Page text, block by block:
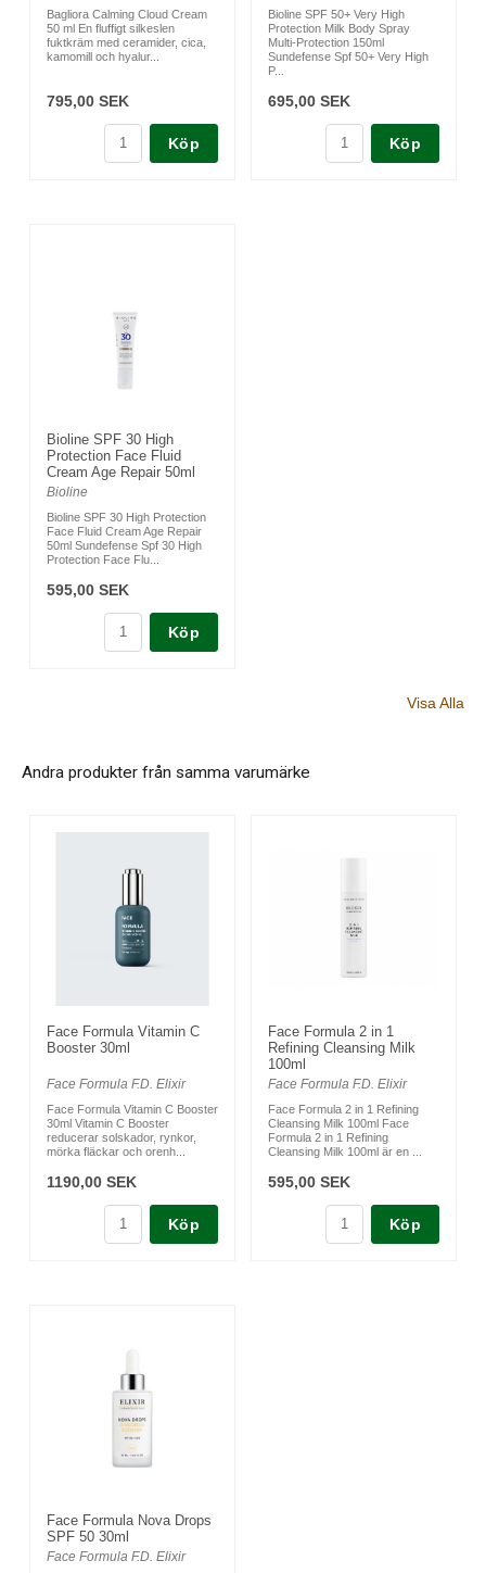
Bagliora Calming Cloud Cream
50 ml En fluffigt silkeslen
fuktkräm med ceramider, cica,
kamomill och hyalur...
795,00 SEK
Köp
Bioline SPF 50+ Very High
Protection Milk Body Spray
Multi-Protection 150ml
Sundefense Spf 50+ Very High
P...
695,00 SEK
Köp
Bioline SPF 30 High
Protection Face Fluid
Cream Age Repair 50ml
Bioline
Bioline SPF 30 High Protection
Face Fluid Cream Age Repair
50ml Sundefense Spf 30 High
Protection Face Flu...
595,00 SEK
Köp
Visa Alla
Andra produkter från samma varumärke
Face Formula Vitamin C
Booster 30ml
Face Formula F.D. Elixir
Face Formula Vitamin C Booster
30ml Vitamin C Booster
reducerar solskador, rynkor,
mörka fläckar och orenh...
1190,00 SEK
Köp
Face Formula 2 in 1
Refining Cleansing Milk
100ml
Face Formula F.D. Elixir
Face Formula 2 in 1 Refining
Cleansing Milk 100ml Face
Formula 2 in 1 Refining
Cleansing Milk 100ml är en ...
595,00 SEK
Köp
Face Formula Nova Drops
SPF 50 30ml
Face Formula F.D. Elixir